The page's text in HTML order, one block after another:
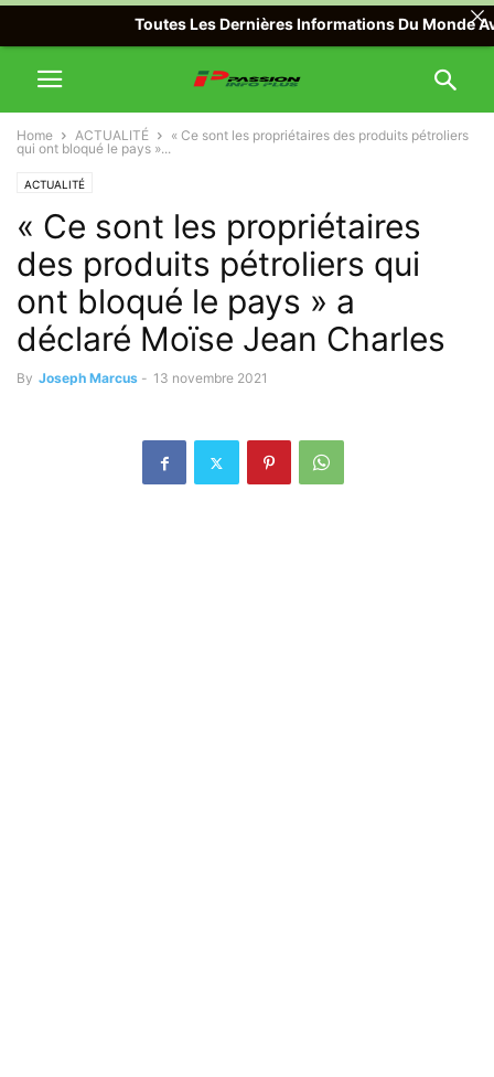
Home ACTUALITÉ
« Ce sont les propriétaires des produits pétroliers
qui ont bloqué le pays »...
ACTUALITÉ
« Ce sont les propriétaires
des produits pétroliers qui
ont bloqué le pays » a
déclaré Moïse Jean Charles
By Joseph Marcus - 13 novembre 2021
Toutes Les Dernières Informations Du Monde